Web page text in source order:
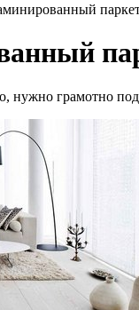
нужно грамотно